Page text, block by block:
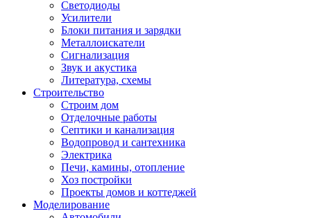
Светодиоды
Усилители
Блоки питания и зарядки
Металлоискатели
Сигнализация
Звук и акустика
Литература, схемы
Строительство
Строим дом
Отделочные работы
Септики и канализация
Водопровод и сантехника
Электрика
Печи, камины, отопление
Хоз постройки
Проекты домов и коттеджей
Моделирование